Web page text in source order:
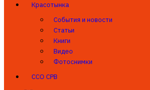
Красотынка
События и новости
Статьи
Книги
Видео
Фотоснимки
ССО СРВ